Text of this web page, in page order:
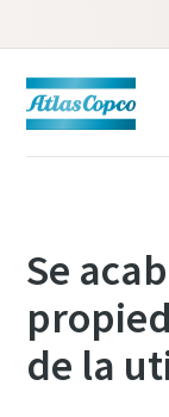
Se
de la